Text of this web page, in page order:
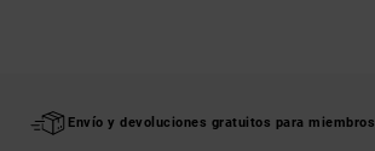
Envío y devoluciones gratuitos para miembros